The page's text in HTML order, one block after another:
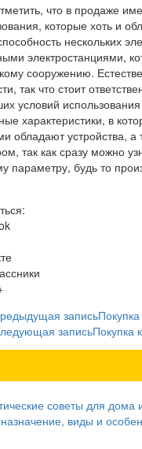
что в продаже
которые хоть и
нескольких
электростанциями,
сооружению.
так что стоит
условий
характеристики, в
обладают устройства,
так как сразу можно
параметру, будь то
запись
записьПокупка
советы для
виды и